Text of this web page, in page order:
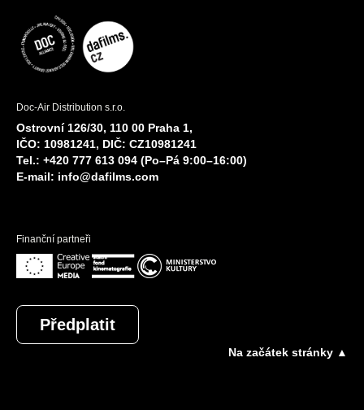
Doc-Air Distribution s.r.o.
Ostrovní 126/30, 110 00 Praha 1,
IČO: 10981241, DIČ: CZ10981241
Tel.: +420 777 613 094 (Po–Pá 9:00–16:00)
E-mail: info@dafilms.com
Finanční partneři
Předplatit
Na začátek stránky ▲